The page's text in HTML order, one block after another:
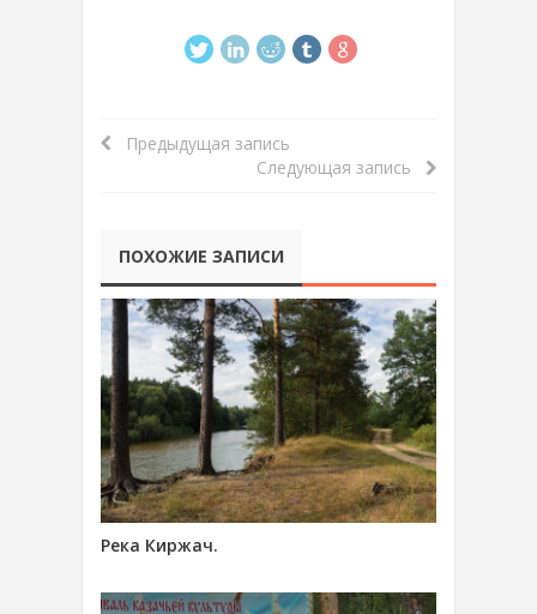
Предыдущая запись
Следующая запись
ПОХОЖИЕ ЗАПИСИ
Река Киржач.